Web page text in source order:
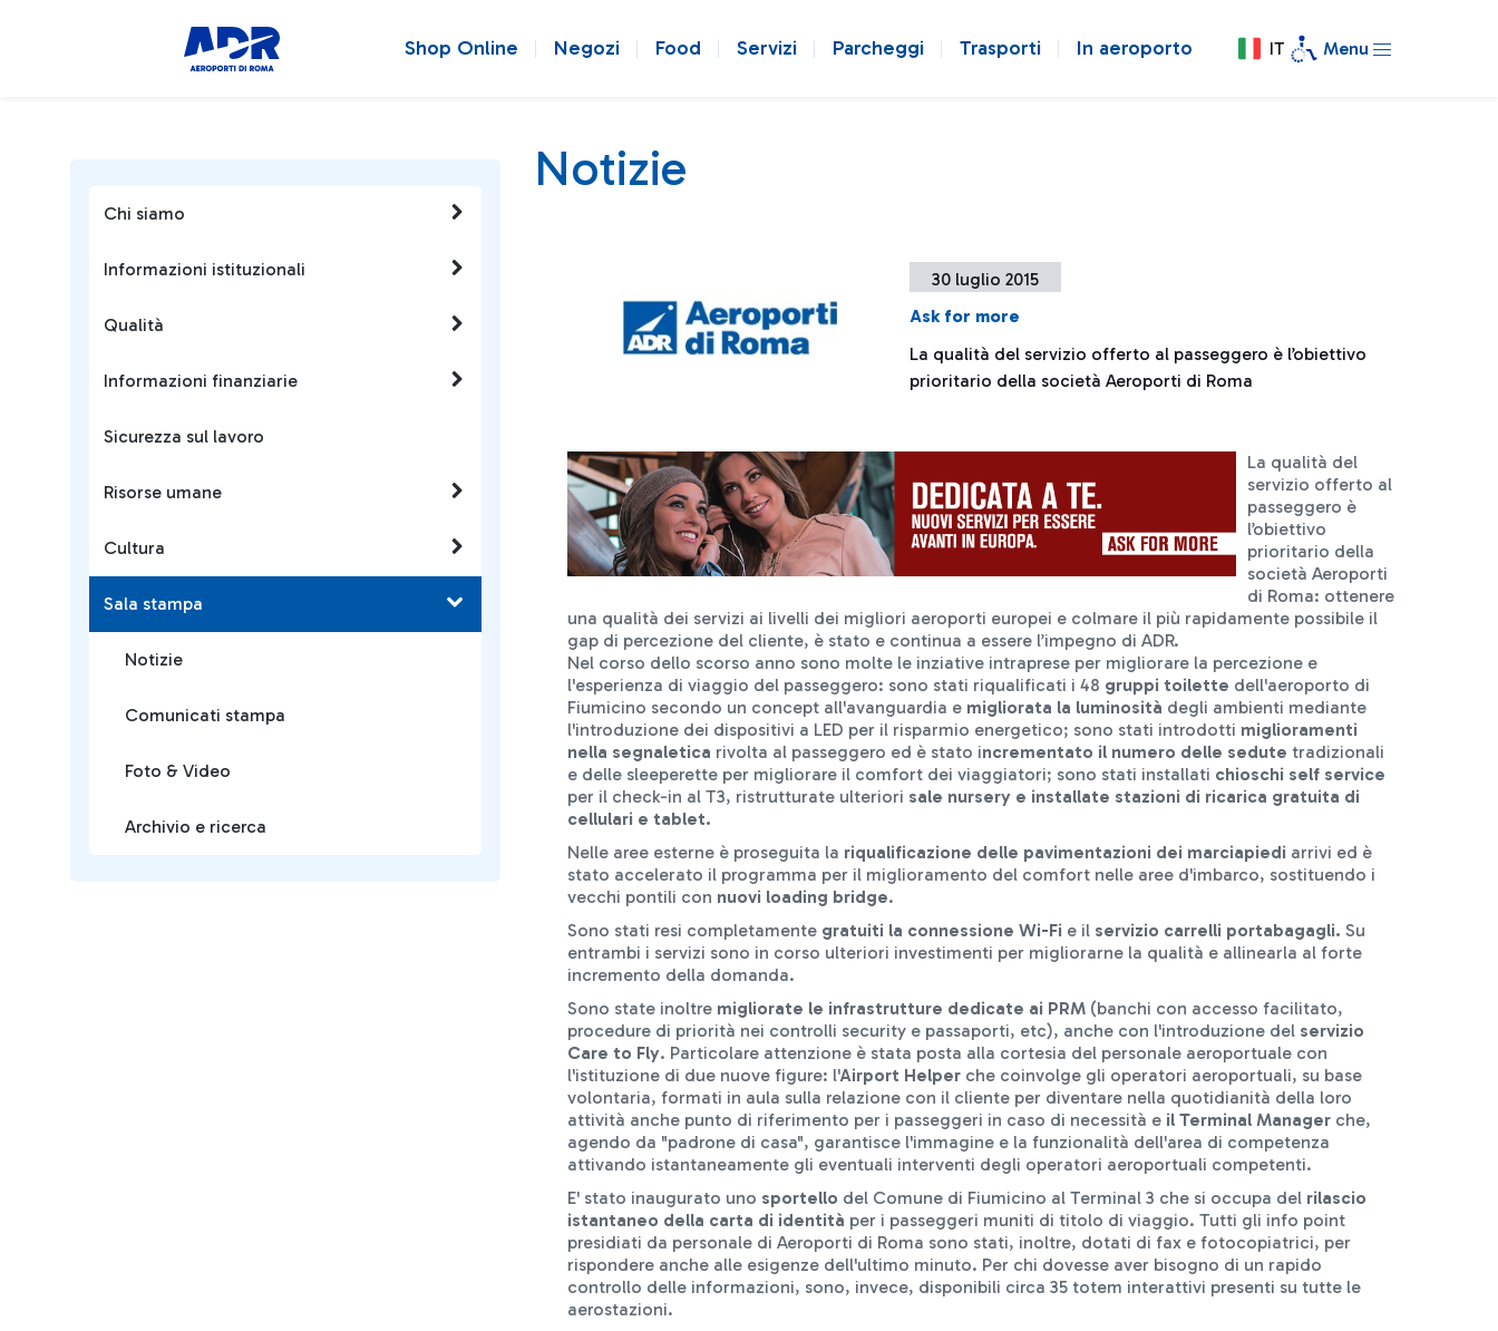
Shop Online Negozi Food Servizi Parcheggi Trasporti In aeroporto IT Menu
Chi siamo
Informazioni istituzionali
Qualità
Informazioni finanziarie
Sicurezza sul lavoro
Risorse umane
Cultura
Sala stampa
Notizie
Comunicati stampa
Foto & Video
Archivio e ricerca
Notizie
30 luglio 2015
Ask for more
La qualità del servizio offerto al passeggero è l’obiettivo
prioritario della società Aeroporti di Roma
La qualità del
servizio offerto al
passeggero è
l’obiettivo
prioritario della
società Aeroporti
di Roma: ottenere
una qualità dei servizi ai livelli dei migliori aeroporti europei e colmare il più rapidamente possibile il
gap di percezione del cliente, è stato e continua a essere l’impegno di ADR.
Nel corso dello scorso anno sono molte le inziative intraprese per migliorare la percezione e
l'esperienza di viaggio del passeggero: sono stati riqualificati i 48 gruppi toilette dell'aeroporto di
Fiumicino secondo un concept all'avanguardia e migliorata la luminosità degli ambienti mediante
l'introduzione dei dispositivi a LED per il risparmio energetico; sono stati introdotti miglioramenti
nella segnaletica rivolta al passeggero ed è stato incrementato il numero delle sedute tradizionali
e delle sleeperette per migliorare il comfort dei viaggiatori; sono stati installati chioschi self service
per il check-in al T3, ristrutturate ulteriori sale nursery e installate stazioni di ricarica gratuita di
cellulari e tablet.
Nelle aree esterne è proseguita la riqualificazione delle pavimentazioni dei marciapiedi arrivi ed è
stato accelerato il programma per il miglioramento del comfort nelle aree d'imbarco, sostituendo i
vecchi pontili con nuovi loading bridge.
Sono stati resi completamente gratuiti la connessione Wi-Fi e il servizio carrelli portabagagli. Su
entrambi i servizi sono in corso ulteriori investimenti per migliorarne la qualità e allinearla al forte
incremento della domanda.
Sono state inoltre migliorate le infrastrutture dedicate ai PRM (banchi con accesso facilitato,
procedure di priorità nei controlli security e passaporti, etc), anche con l'introduzione del servizio
Care to Fly. Particolare attenzione è stata posta alla cortesia del personale aeroportuale con
l'istituzione di due nuove figure: l'Airport Helper che coinvolge gli operatori aeroportuali, su base
volontaria, formati in aula sulla relazione con il cliente per diventare nella quotidianità della loro
attività anche punto di riferimento per i passeggeri in caso di necessità e il Terminal Manager che,
agendo da "padrone di casa", garantisce l'immagine e la funzionalità dell'area di competenza
attivando istantaneamente gli eventuali interventi degli operatori aeroportuali competenti.
E' stato inaugurato uno sportello del Comune di Fiumicino al Terminal 3 che si occupa del rilascio
istantaneo della carta di identità per i passeggeri muniti di titolo di viaggio. Tutti gli info point
presidiati da personale di Aeroporti di Roma sono stati, inoltre, dotati di fax e fotocopiatrici, per
rispondere anche alle esigenze dell'ultimo minuto. Per chi dovesse aver bisogno di un rapido
controllo delle informazioni, sono, invece, disponibili circa 35 totem interattivi presenti su tutte le
aerostazioni.